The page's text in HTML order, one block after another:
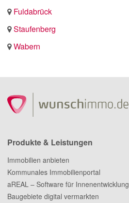
Fuldabrück
Staufenberg
Wabern
Produkte & Leistungen
Immobilien anbieten
Kommunales Immobilienportal
aREAL – Software für Innenentwicklung
Baugebiete digital vermarkten